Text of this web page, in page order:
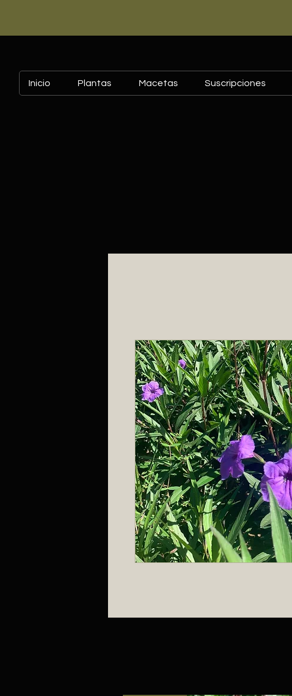
Inicio Plantas Macetas Suscripciones